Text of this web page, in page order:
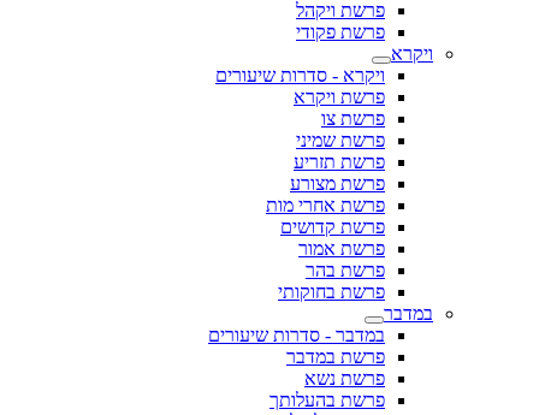
פרשת ויקהל
פרשת פקודי
ויקרא
ויקרא - סדרות שיעורים
פרשת ויקרא
פרשת צו
פרשת שמיני
פרשת תזריע
פרשת מצורע
פרשת אחרי מות
פרשת קדושים
פרשת אמור
פרשת בהר
פרשת בחוקותי
במדבר
במדבר - סדרות שיעורים
פרשת במדבר
פרשת נשא
פרשת בהעלותך